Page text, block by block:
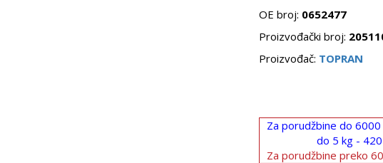
OE broj: 0652477
Proizvođački broj:
Proizvođač: TOPRAN
Za porudžbine do
do 5 kg -
Za porudžbine preko